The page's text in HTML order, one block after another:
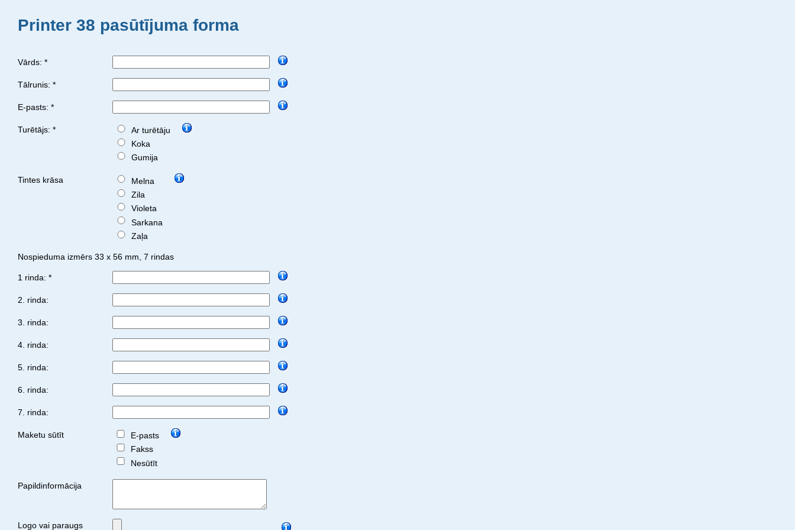
Printer 38 pasūtījuma forma
Vārds: *
Tālrunis: *
E-pasts: *
Turētājs: *
Ar turētāju
Koka
Gumija
Tintes krāsa
Melna
Zila
Violeta
Sarkana
Zaļa
Nospieduma izmērs 33 x 56 mm, 7 rindas
1 rinda: *
2. rinda:
3. rinda:
4. rinda:
5. rinda:
6. rinda:
7. rinda:
Maketu sūtīt
E-pasts
Fakss
Nesūtīt
Papildinformācija
Logo vai paraugs